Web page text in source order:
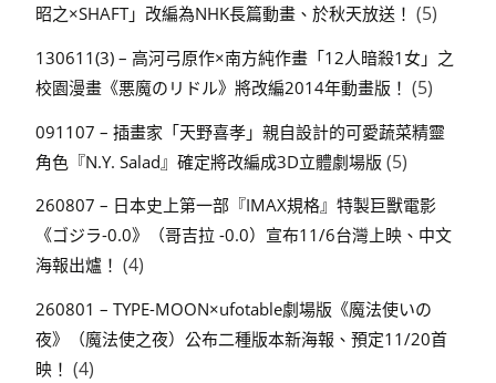
昭之×SHAFT」改編為NHK長篇動畫、於秋天放送！ (5)
130611(3) – 高河弓原作×南方純作畫「12人暗殺1女」之
校園漫畫《悪魔のリドル》將改編2014年動畫版！ (5)
091107 – 插畫家「天野喜孝」親自設計的可愛蔬菜精靈
角色『N.Y. Salad』確定將改編成3D立體劇場版 (5)
260807 – 日本史上第一部『IMAX規格』特製巨獸電影
《ゴジラ-0.0》（哥吉拉 -0.0）宣布11/6台灣上映、中文
海報出爐！ (4)
260801 – TYPE-MOON×ufotable劇場版《魔法使いの
夜》（魔法使之夜）公布二種版本新海報、預定11/20首
映！ (4)